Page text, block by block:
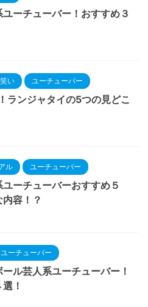
ユーチューバー！おすすめ３
い ユーチューバー
ランジャタイの5つの見どこ
ル ユーチューバー
ーチューバーおすすめ５
容！？
ユーチューバー
ール芸人系ユーチューバー！
！